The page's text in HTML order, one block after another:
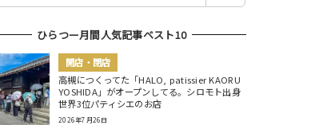
ひらつー月間人気記事ベスト10
開店・閉店
高槻につくってた「HALO, patissier KAORU
YOSHIDA」がオープンしてる。シロモト出身
世界3位パティシエのお店
2026年7月26日